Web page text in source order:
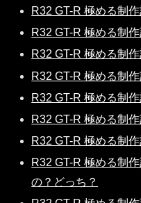
R32 GT-R 極める制
R32 GT-R 極める制
R32 GT-R 極める制
R32 GT-R 極める制
R32 GT-R 極める制
R32 GT-R 極める制
R32 GT-R 極める制
R32 GT-R 極める制
の？どっち？